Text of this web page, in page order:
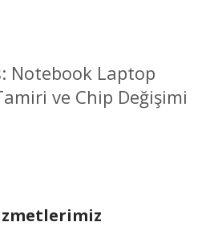
Notebook Laptop
ve Chip Değişimi